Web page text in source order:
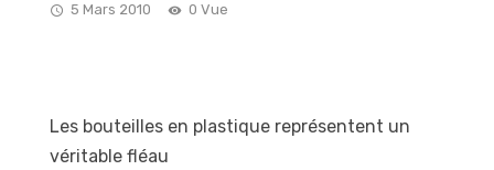
5 Mars 2010 0 Vue
Les bouteilles en plastique représentent un
véritable fléau